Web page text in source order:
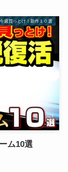
今週買っとけ！新作１０選
ム10選